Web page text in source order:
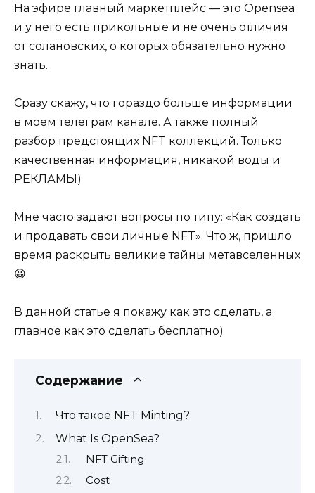
На эфире главный маркетплейс — это Opensea
и у него есть прикольные и не очень отличия
от солановских, о которых обязательно нужно
знать.
Сразу скажу, что гораздо больше информации
в моем телеграм канале. А также полный
разбор предстоящих NFT коллекций. Только
качественная информация, никакой воды и
РЕКЛАМЫ)
Мне часто задают вопросы по типу: «Как создать
и продавать свои личные NFT». Что ж, пришло
время раскрыть великие тайны метавселенных
😀
В данной статье я покажу как это сделать, а
главное как это сделать бесплатно)
Содержание
Что такое NFT Minting?
What Is OpenSea?
NFT Gifting
Cost